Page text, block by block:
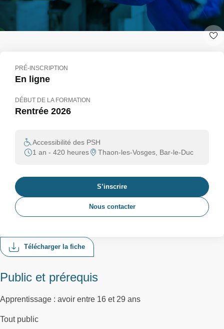
Télécharger la fiche
Public et prérequis
Apprentissage : avoir entre 16 et 29 ans
Tout public
PRÉ-INSCRIPTION
En ligne
DÉBUT DE LA FORMATION
Rentrée 2026
Accessibilité des PSH
1 an - 420 heures
Thaon-les-Vosges, Bar-le-Duc
S’inscrire
Nous contacter